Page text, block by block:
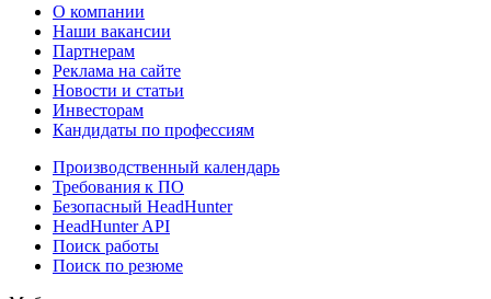
О компании
Наши вакансии
Партнерам
Реклама на сайте
Новости и статьи
Инвесторам
Кандидаты по профессиям
Производственный календарь
Требования к ПО
Безопасный HeadHunter
HeadHunter API
Поиск работы
Поиск по резюме